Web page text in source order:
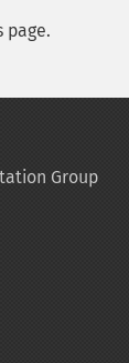
page.
Group